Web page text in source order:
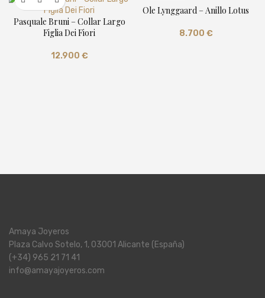
Pasquale Bruni – Collar Largo
Figlia Dei Fiori
12.900 €
Ole Lynggaard – Anillo Lotus
8.700 €
Amaya Joyeros
Plaza Calvo Sotelo, 1, 03001 Alicante (España)
(+34) 965 21 71 41
info@amayajoyeros.com